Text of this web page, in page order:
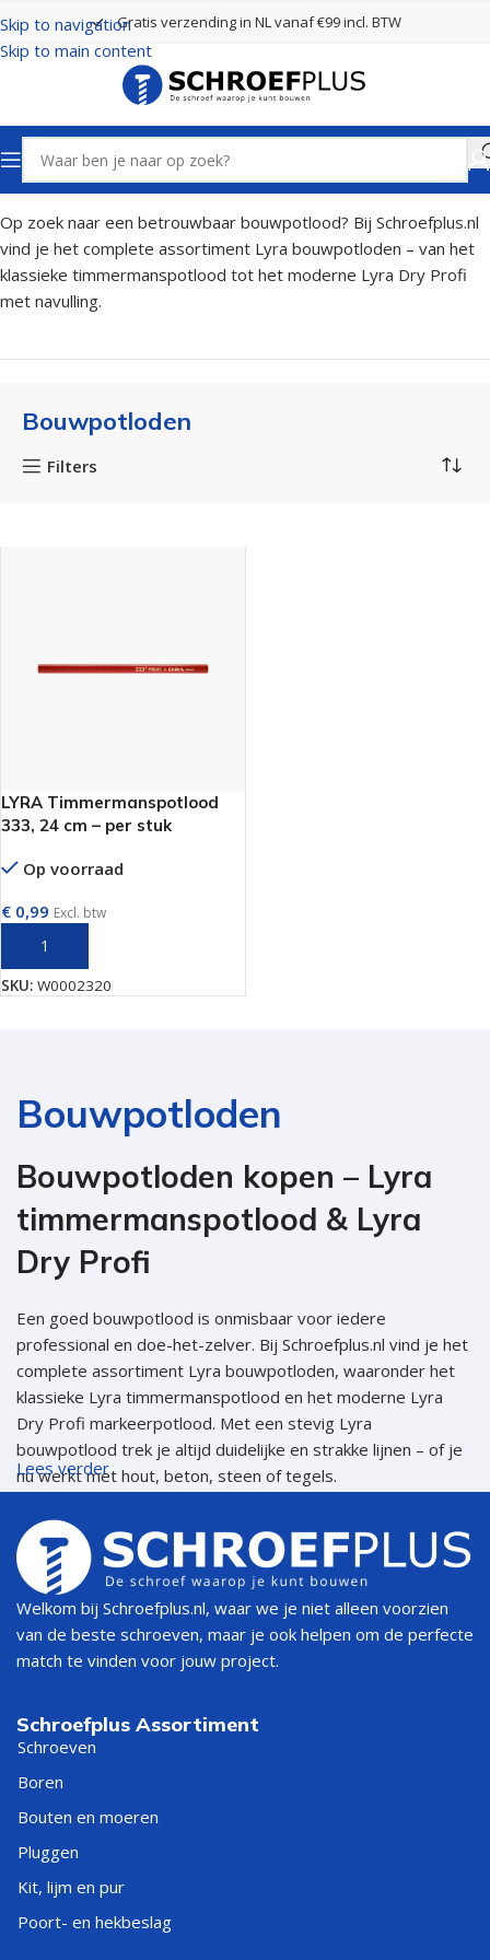
Skip to navigation
Skip to main content
Gratis verzending in NL vanaf €99 incl. BTW
Home Gereedschappen Bouwpotloden
Op zoek naar een betrouwbaar bouwpotlood? Bij Schroefplus.nl
vind je het complete assortiment Lyra bouwpotloden – van het
klassieke timmermanspotlood tot het moderne Lyra Dry Profi
met navulling.
Bouwpotloden
Filters
LYRA Timmermanspotlood
333, 24 cm – per stuk
Op voorraad
€ 0,99 Excl. btw
SKU: W0002320
Bouwpotloden
Bouwpotloden kopen – Lyra
timmermanspotlood & Lyra
Dry Profi
Een goed bouwpotlood is onmisbaar voor iedere
professional en doe-het-zelver. Bij Schroefplus.nl vind je het
complete assortiment Lyra bouwpotloden, waaronder het
klassieke Lyra timmermanspotlood en het moderne Lyra
Dry Profi markeerpotlood. Met een stevig Lyra
bouwpotlood trek je altijd duidelijke en strakke lijnen – of je
nu werkt met hout, beton, steen of tegels.
Waarom kiezen voor een Lyra
bouwpotlood?
Het merkLyrais al jaren dé standaard voor
timmermanspotlodenen innovatieve markeerpotloden. De
voordelen:
Breukvaste stift → gaat lang mee, zelfs bij intensief
gebruik.
Duidelijke markeringen
tegels en metaal.
Veelzijdig
markeerpotlood.
Lees verder
Welkom bij Schroefplus.nl, waar we je niet alleen voorzien
van de beste schroeven, maar je ook helpen om de perfecte
match te vinden voor jouw project.
Schroefplus Assortiment
Schroeven
Boren
Bouten en moeren
Pluggen
Kit, lijm en pur
Poort- en hekbeslag